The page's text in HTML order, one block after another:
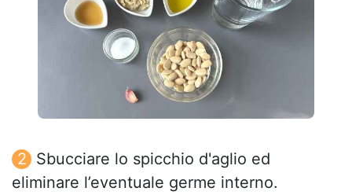
Sbucciare lo spicchio d'aglio ed
eliminare l’eventuale germe interno.